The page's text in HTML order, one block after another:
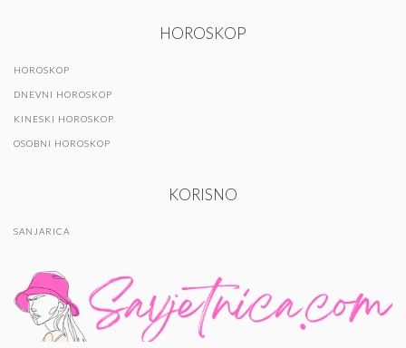
HOROSKOP
HOROSKOP
DNEVNI HOROSKOP
KINESKI HOROSKOP
OSOBNI HOROSKOP
KORISNO
SANJARICA